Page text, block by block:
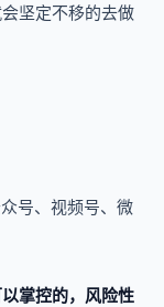
坚定不移的去做
号、视频号、微
掌控的，风险性